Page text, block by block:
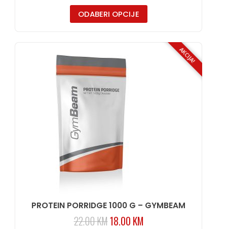
ODABERI OPCIJE
AKCIJA!
PROTEIN PORRIDGE 1000 G – GYMBEAM
22.00KM18.00 KM